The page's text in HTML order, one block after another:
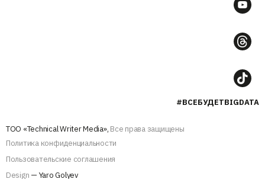
#ВСЕБУДЕТBIGDATA
ТОО «Technical Writer Media», Все права защищены
Политика конфиденциальности
Пользовательские соглашения
Design — Yaro Golyev